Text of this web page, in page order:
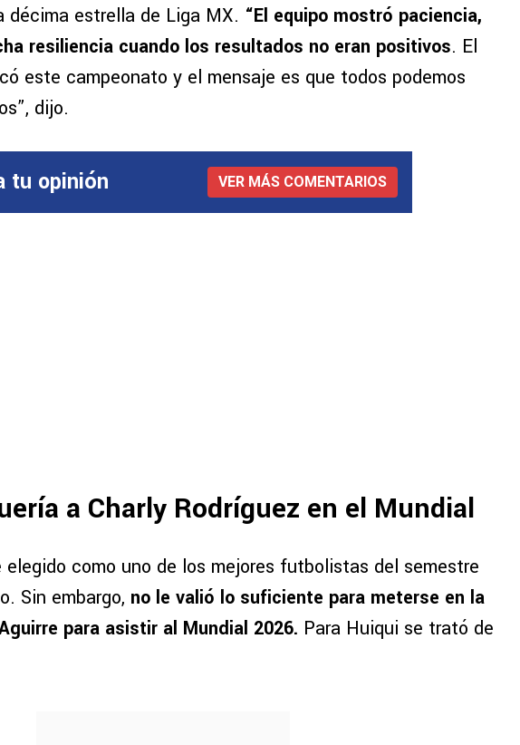
décima estrella de Liga MX. “El equipo mostró paciencia,
resiliencia cuando los resultados no eran positivos. El
este campeonato y el mensaje es que todos podemos
dijo.
tu opinión VER MÁS COMENTARIOS
a Charly Rodríguez en el Mundial
elegido como uno de los mejores futbolistas del semestre
Sin embargo, no le valió lo suficiente para meterse en la
para asistir al Mundial 2026. Para Huiqui se trató de